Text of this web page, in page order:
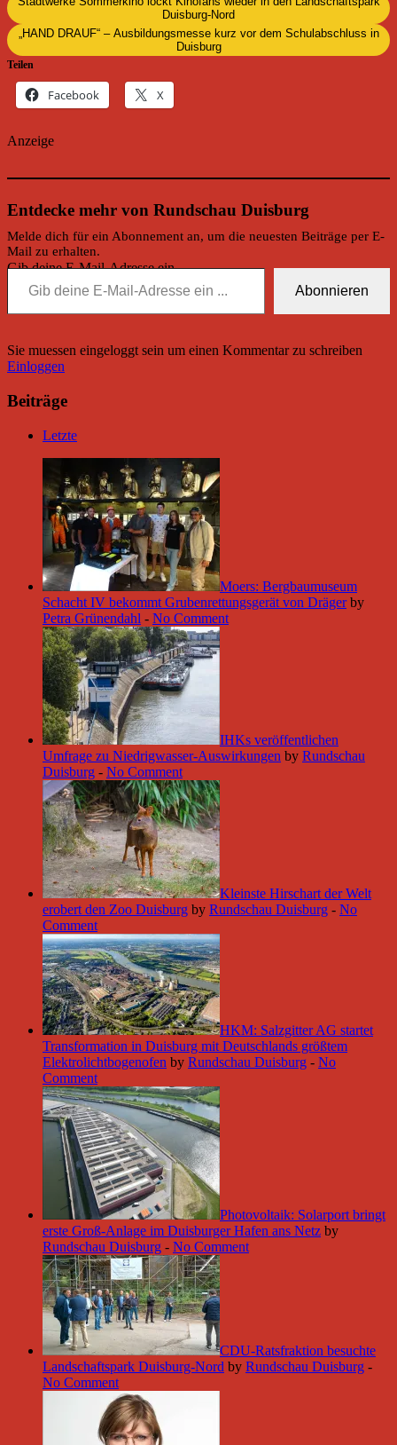
Duisburg-Nord
„HAND DRAUF“ – Ausbildungsmesse kurz vor dem Schulabschluss in
Duisburg
Teilen
Facebook X
Anzeige
Entdecke mehr von Rundschau Duisburg
Melde dich für ein Abonnement an, um die neuesten Beiträge per E-
Mail zu erhalten.
Gib deine E-Mail-Adresse ein ...
Abonnieren
Sie muessen eingeloggt sein um einen Kommentar zu schreiben
Einloggen
Beiträge
Letzte
Moers: Bergbaumuseum
Schacht IV bekommt Grubenrettungsgerät von Dräger by
Petra Grünendahl - No Comment
IHKs veröffentlichen
Umfrage zu Niedrigwasser-Auswirkungen by Rundschau
Duisburg - No Comment
Kleinste Hirschart der Welt
erobert den Zoo Duisburg by Rundschau Duisburg - No
Comment
HKM: Salzgitter AG startet
Transformation in Duisburg mit Deutschlands größtem
Elektrolichtbogenofen by Rundschau Duisburg - No
Comment
Photovoltaik: Solarport bringt
erste Groß-Anlage im Duisburger Hafen ans Netz by
Rundschau Duisburg - No Comment
CDU-Ratsfraktion besuchte
Landschaftspark Duisburg-Nord by Rundschau Duisburg -
No Comment